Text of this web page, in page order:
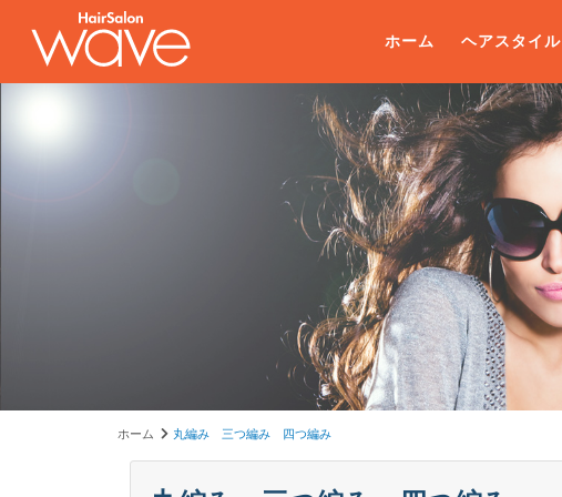
ホーム ヘアスタイル
ホーム 丸編み 三つ編み 四つ編み